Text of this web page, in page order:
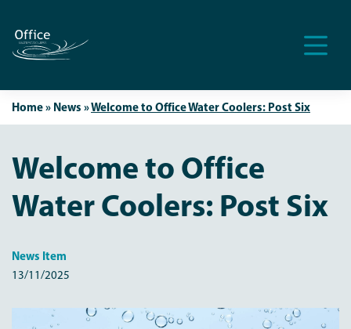
Home» News »Welcome to Office Water Coolers: Post Six
Welcome to Office
Water Coolers: Post Six
News Item
13/11/2025